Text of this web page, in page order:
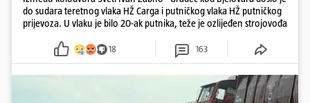
do sudara teretnog vlaka HŽ Carga i putničkog vlaka HŽ putničkog
prijevoza. U vlaku je bilo 20-ak putnika, teže je ozlijeđen strojovođa
18 163